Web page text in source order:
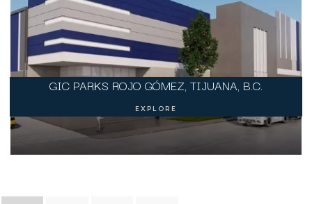
GIC PARKS ROJO GÓMEZ, TIJUANA, B.C.
EXPLORE